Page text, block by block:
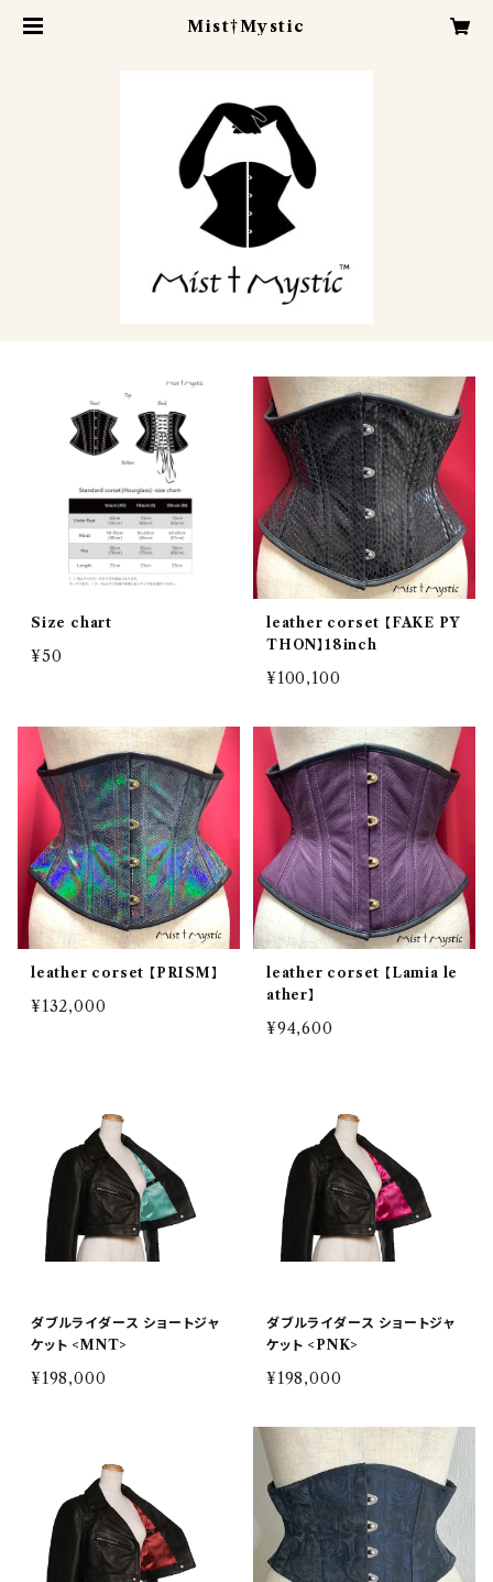
Mist†Mystic
Size chart
¥50
leather corset 【FAKE PY
THON】18inch
¥100,100
leather corset 【PRISM】
¥132,000
leather corset 【Lamia le
ather】
¥94,600
ダブルライダース ショートジャ
ケット <MNT>
¥198,000
ダブルライダース ショートジャ
ケット <PNK>
¥198,000